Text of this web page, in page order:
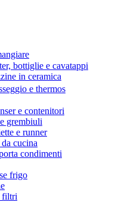
bottiglie e cavatappi
in ceramica
e thermos
e contenitori
grembiuli
e runner
cucina
condimenti
frigo
filtri